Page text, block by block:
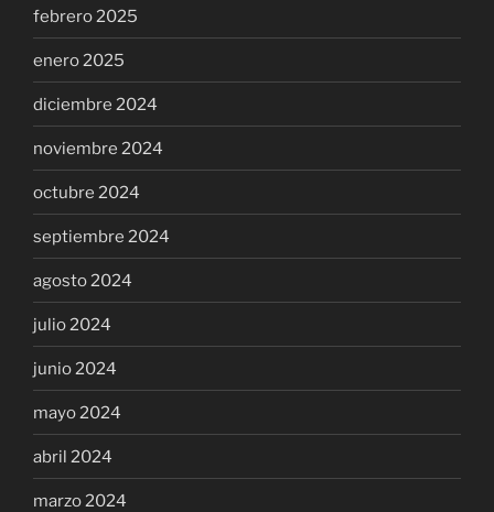
febrero 2025
enero 2025
diciembre 2024
noviembre 2024
octubre 2024
septiembre 2024
agosto 2024
julio 2024
junio 2024
mayo 2024
abril 2024
marzo 2024